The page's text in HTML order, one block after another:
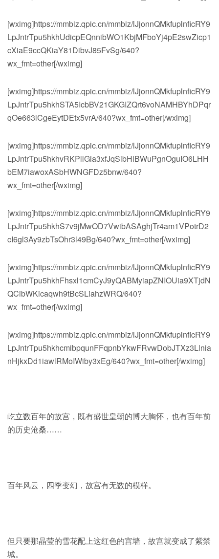
[wximg]https://mmbiz.qpic.cn/mmbiz/lJjonnQMkfuplnficRY9
LpJntrTpu5hkhUdicpEQnnibWO1KbjMFboYj4pE2swZicp1
cXiaE9ccQKiaY81DibvJ85FvSg/640?
wx_fmt=other[/wximg]
[wximg]https://mmbiz.qpic.cn/mmbiz/lJjonnQMkfuplnficRY9
LpJntrTpu5hkhSTA5IcbBV21GKGIZQrt6voNAMHBYhDPqr
qOe663lCgeEytDEtx5vrA/640?wx_fmt=other[/wximg]
[wximg]https://mmbiz.qpic.cn/mmbiz/lJjonnQMkfuplnficRY9
LpJntrTpu5hkhvRKPllGia3xfJqSibHlBWuPgnOguIO6LHH
bEM7iawoxASbHWNGFDz5bnw/640?
wx_fmt=other[/wximg]
[wximg]https://mmbiz.qpic.cn/mmbiz/lJjonnQMkfuplnficRY9
LpJntrTpu5hkhS7v9jMwOD7VwibASAghjTr4am1VPotrD2
cI6gl3Ay9zbTsOhr3l49Bg/640?wx_fmt=other[/wximg]
[wximg]https://mmbiz.qpic.cn/mmbiz/lJjonnQMkfuplnficRY9
LpJntrTpu5hkhFhsxl1cmCyJ9yQABMyiapZNIOUia9XTjdN
QCibWKicaqwh9tBcSLiahzWRQ/640?
wx_fmt=other[/wximg]
[wximg]https://mmbiz.qpic.cn/mmbiz/lJjonnQMkfuplnficRY9
LpJntrTpu5hkhcmibpqunFFqpnbYkwFRvwDobJTXz3Llnia
nHjkxDd1iawlRMoIWiby3xEg/640?wx_fmt=other[/wximg]
屹立数百年的故宫，既有盛世皇朝的博大胸怀，也有百年前
的历史沧桑……
百年风云，四季变幻，故宫有无数的模样。
但只要那晶莹的雪花配上这红色的宫墙， 故宫就变成了紫禁
城。